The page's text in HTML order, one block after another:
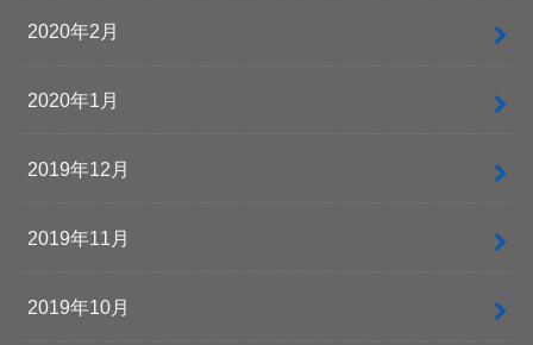
2020年2月
2020年1月
2019年12月
2019年11月
2019年10月